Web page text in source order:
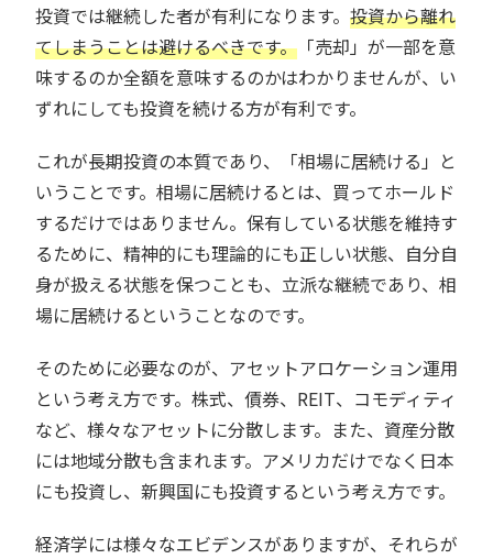
投資では継続した者が有利になります。 投資から離れ
てしまうことは避けるべきです。 「売却」が一部を意
味するのか全額を意味するのかはわかりませんが、い
ずれにしても投資を続ける方が有利です。
これが長期投資の本質であり、「相場に居続ける」と
いうことです。相場に居続けるとは、買ってホールド
するだけではありません。保有している状態を維持す
るために、精神的にも理論的にも正しい状態、自分自
身が扱える状態を保つことも、立派な継続であり、相
場に居続けるということなのです。
そのために必要なのが、アセットアロケーション運用
という考え方です。株式、債券、REIT、コモディティ
など、様々なアセットに分散します。また、資産分散
には地域分散も含まれます。アメリカだけでなく日本
にも投資し、新興国にも投資するという考え方です。
経済学には様々なエビデンスがありますが、それらが